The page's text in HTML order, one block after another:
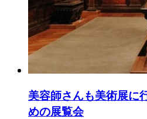
美容師さんも美術展に
めの展覧会